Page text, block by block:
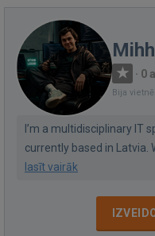
· 0
Bija
I’m a multidisciplinary IT
currently based in Latvia.
lasīt vairāk